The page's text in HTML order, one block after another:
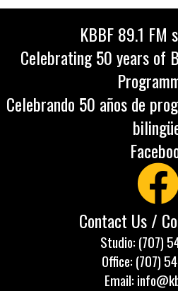
KBBF 89.1 FM
Celebrating 50 years of
Celebrando 50 años de
Contact Us /
Studio: (707)
Office: (707)
Email: